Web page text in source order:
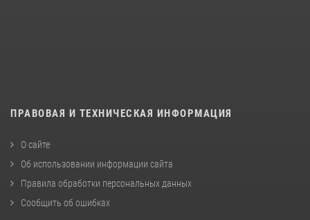
ПРАВОВАЯ И ТЕХНИЧЕСКАЯ ИНФОРМАЦИЯ
О сайте
Об использовании информации сайта
Правила обработки персональных данных
Сообщить об ошибках